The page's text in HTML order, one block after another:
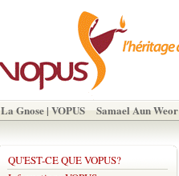
La Gnose | VOPUS Samael Aun Weor
QU'EST-CE QUE VOPUS?